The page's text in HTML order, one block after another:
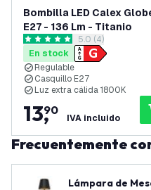
Bombilla LED Calex
E27 - 136 Lm - Titanio
abrir el panel de
5 estrellas de puntuación
5.0 (4)
En stock
Regulable
Casquillo E27
Luz extra cálida 1800K
13,
90
IVA incluido
Frecuentemente
Lámpara de